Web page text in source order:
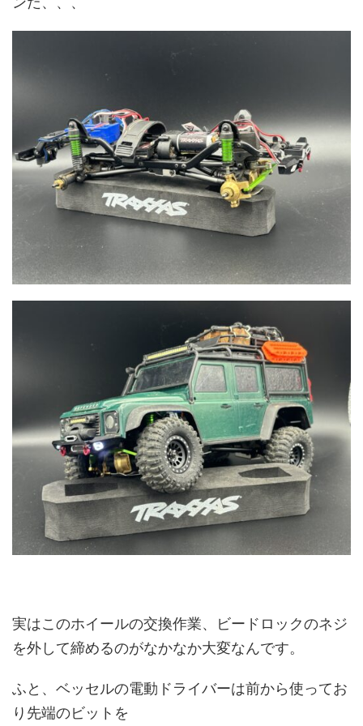
実はこのホイールの交換作業、ビードロックのネジ
を外して締めるのがなかなか大変なんです。
ふと、ベッセルの電動ドライバーは前から使ってお
り先端のビットを